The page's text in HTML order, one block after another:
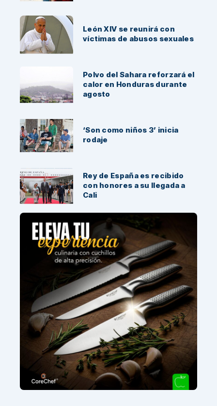
León XIV se reunirá con
víctimas de abusos sexuales
Polvo del Sahara reforzará el
calor en Honduras durante
agosto
‘Son como niños 3’ inicia
rodaje
Rey de España es recibido
con honores a su llegada a
Cali